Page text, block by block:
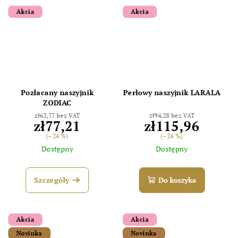
Akcia
Pozłacany naszyjnik
ZODIAC
zł62,77 bez VAT
zł77,21
(–24 %)
Dostępny
Szczegóły
Akcia
Perłowy naszyjnik LARALA
zł94,28 bez VAT
zł115,96
(–24 %)
Dostępny
Do koszyka
Akcia
Novinka
Akcia
Novinka